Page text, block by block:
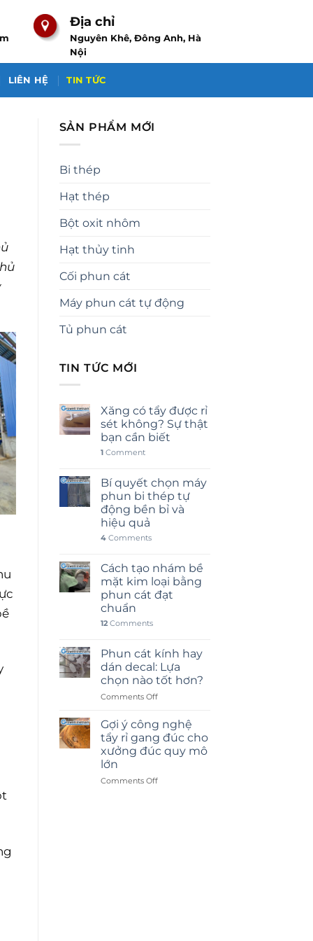
Địa chỉ
Nguyên Khê, Đông Anh, Hà
Nội
LIÊN HỆ TIN TỨC
SẢN PHẨM MỚI
Bi thép
Hạt thép
Bột oxit nhôm
Hạt thủy tinh
Cối phun cát
Máy phun cát tự động
Tủ phun cát
TIN TỨC MỚI
Xăng có tẩy được rỉ
sét không? Sự thật
bạn cần biết
1Comment
Bí quyết chọn máy
phun bi thép tự
động bền bỉ và
hiệu quả
4Comments
Cách tạo nhám bề
mặt kim loại bằng
phun cát đạt
chuẩn
12Comments
Phun cát kính hay
dán decal: Lựa
chọn nào tốt hơn?
Comments Offon
cát
kính
hay
dán
Lựa
Gợi ý công nghệ
tẩy rỉ gang đúc cho
xưởng đúc quy mô
lớn
Comments Offon